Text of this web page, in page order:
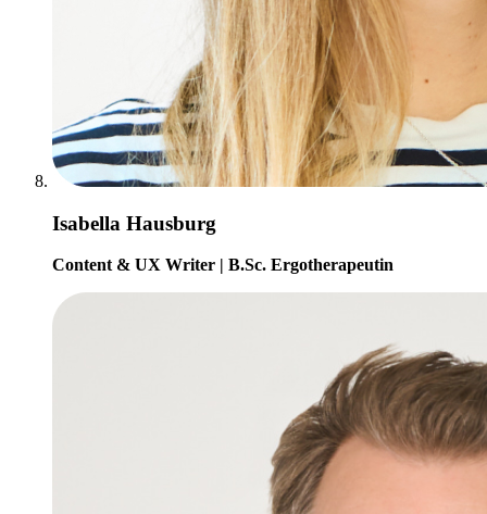
Isabella Hausburg
Content & UX Writer | B.Sc. Ergotherapeutin